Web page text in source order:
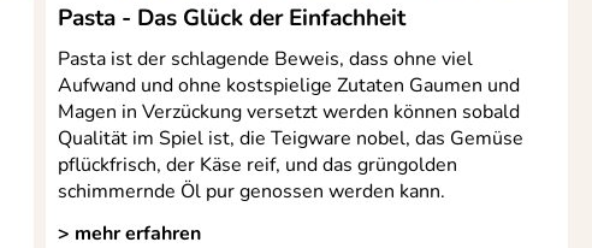
Pasta - Das Glück der Einfachheit
Pasta ist der schlagende Beweis, dass ohne viel
Aufwand und ohne kostspielige Zutaten Gaumen und
Magen in Verzückung versetzt werden können sobald
Qualität im Spiel ist, die Teigware nobel, das Gemüse
pflückfrisch, der Käse reif, und das grüngolden
schimmernde Öl pur genossen werden kann.
> mehr erfahren